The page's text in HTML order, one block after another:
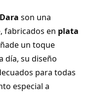
Dara son una
fabricados en plata
un toque
día, su diseño
para todas
especial a